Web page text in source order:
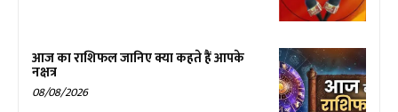
आज का राशिफल जानिए क्या कहते हैं आपके
नक्षत्र
08/08/2026